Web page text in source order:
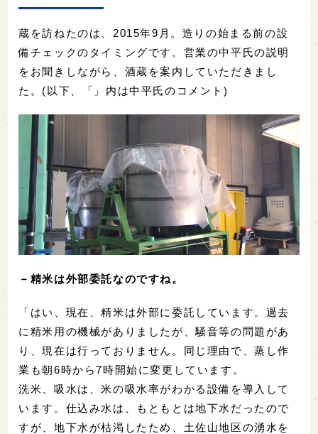
蔵を訪ねたのは、2015年9月。造りの始まる前の設
備チェックのタイミングです。営業の中平氏の説明
をお聞きしながら、酒蔵を案内していただきまし
た。(以下、「」内は中平氏のコメント)
－精米は外部委託なのですね。
「はい、現在、精米は外部に委託しています。過去
に精米用の機械がありましたが、騒音等の問題があ
り、現在は行っておりません。同じ理由で、蒸し作
業も朝6時から7時開始に変更しています。
洗米、吸水は、米の吸水率がわかる設備を導入して
います。仕込み水は、もともとは地下水だったので
すが、地下水が枯渇したため、土佐山地区の湧水を